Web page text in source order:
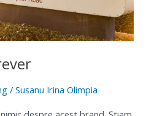
/ Susanu Irina Olimpia